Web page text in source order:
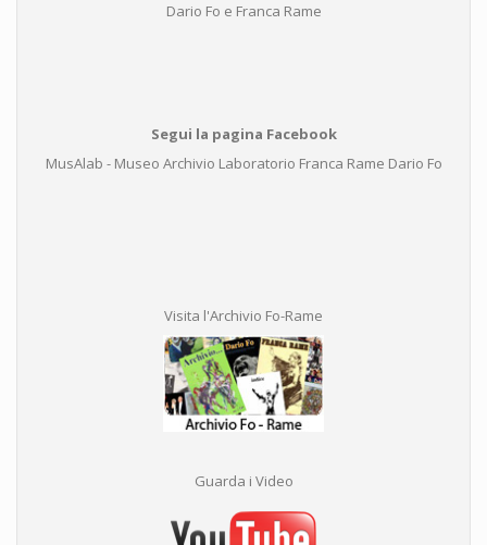
Dario Fo e Franca Rame
Segui la pagina Facebook
MusAlab - Museo Archivio Laboratorio Franca Rame Dario Fo
Visita l'Archivio Fo-Rame
Guarda i Video